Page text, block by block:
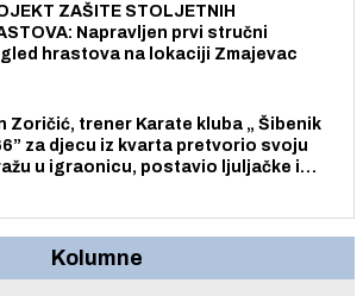
ZAŠITE STOLJETNIH
Napravljen prvi stručni
hrastova na lokaciji Zmajevac
Zoričić, trener Karate kluba „ Šibenik
za djecu iz kvarta pretvorio svoju
u igraonicu, postavio ljuljačke i
Kolumne